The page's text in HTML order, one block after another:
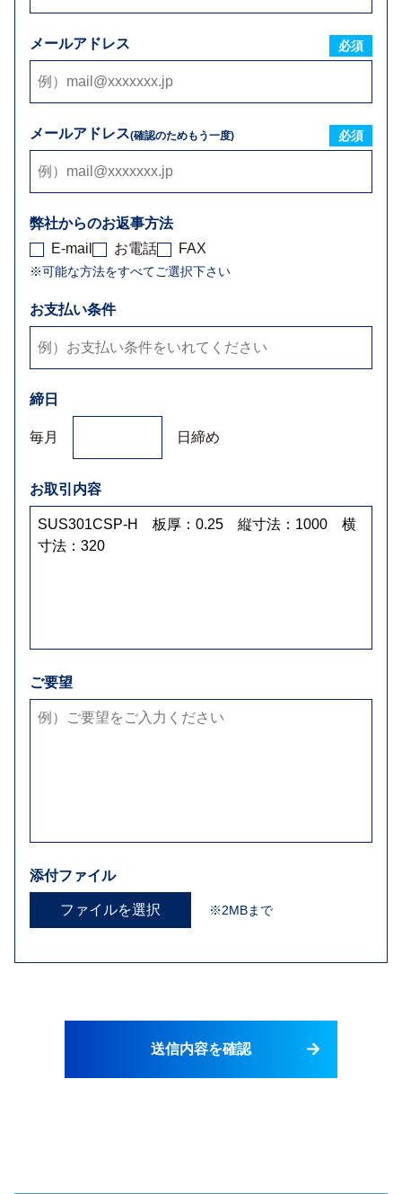
メールアドレス 必須
メールアドレス(確認のためもう一度) 必須
弊社からのお返事方法
E-mail
お電話 FAX
※可能な方法をすべてご選択下さい
お支払い条件
締日
毎月 日締め
お取引内容
ご要望
添付ファイル
ファイルを選択 ※2MBまで
送信内容を確認